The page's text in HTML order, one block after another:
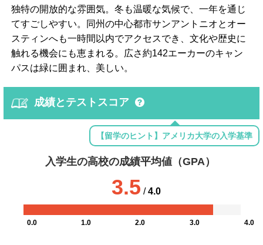
独特の開放的な雰囲気。冬も温暖な気候で、一年を通じ
てすごしやすい。同州の中心都市サンアントニオとオー
スティンへも一時間以内でアクセスでき、文化や歴史に
触れる機会にも恵まれる。広さ約142エーカーのキャン
パスは緑に囲まれ、美しい。
成績とテストスコア
【留学のヒント】アメリカ大学の入学基準
入学生の高校の成績平均値（GPA）
3.5 /4.0
0.0 1.0 2.0 3.0 4.0